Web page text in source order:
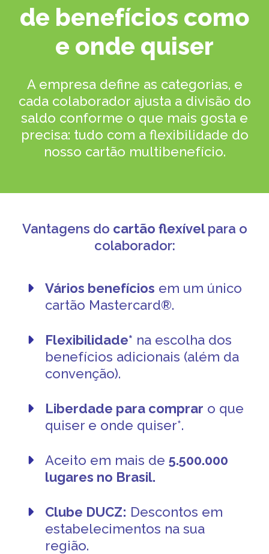
de benefícios como
e onde quiser
A empresa define as categorias, e
cada colaborador ajusta a divisão do
saldo conforme o que mais gosta e
precisa: tudo com a flexibilidade do
nosso cartão multibenefício.
Vantagens do cartão flexívelpara o
colaborador:
Vários benefícios em um único
cartão Mastercard®️.
Flexibilidade* na escolha dos
benefícios adicionais (além da
convenção).
Liberdade para comprar o que
quiser e onde quiser*.
Aceito em mais de 5.500.000
lugares no Brasil.
Clube DUCZ: Descontos em
estabelecimentos na sua
região.